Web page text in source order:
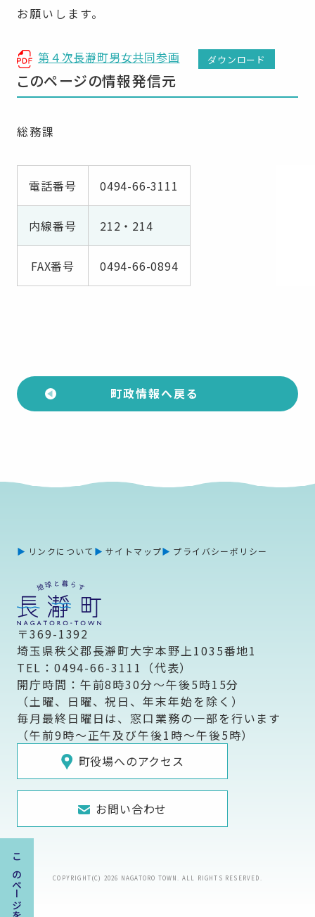
お願いします。
第４次長瀞町男女共同参画 ダウンロード
このページの情報発信元
総務課
電話番号 0494-66-3111
内線番号 212・214
FAX番号 0494-66-0894
町政情報へ戻る
リンクについて サイトマップ プライバシーポリシー
〒369-1392
埼玉県秩父郡長瀞町大字本野上1035番地1
TEL：0494-66-3111（代表）
開庁時間：午前8時30分～午後5時15分
（土曜、日曜、祝日、年末年始を除く）
毎月最終日曜日は、窓口業務の一部を行います
（午前9時～正午及び午後1時～午後5時）
町役場へのアクセス
お問い合わせ
COPYRIGHT(C) 2026 NAGATORO TOWN. ALL RIGHTS RESERVED.